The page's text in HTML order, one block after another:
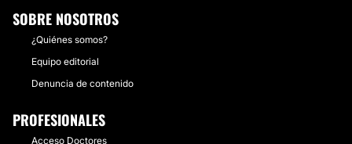
SOBRE NOSOTROS
¿Quiénes somos?
Equipo editorial
Denuncia de contenido
PROFESIONALES
Acceso Doctores